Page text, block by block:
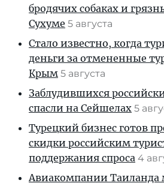
бродячих собаках и
Сухуме 5 августа
Стало известно, когда
деньги за отмененные
Крым 5 августа
Заблудившихся
спасли на Сейшелах 5
Турецкий бизнес готов
скидки российским
поддержания спроса 4
Авиакомпании Таиланда